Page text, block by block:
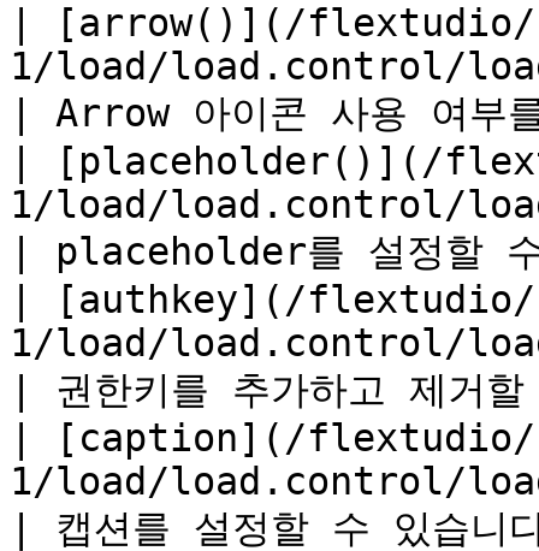
| [arrow()](/flextudio/
1/load/load.control/
| Arrow 아이콘 사용 여
| [placeholder()](/
1/load/load.control/
| placeholder를 설정
| [authkey](/
1/load/load.control/
| 권한키를 추가하고
| [caption](/flextudio/
1/load/load.control/
| 캡션를 설정할 수